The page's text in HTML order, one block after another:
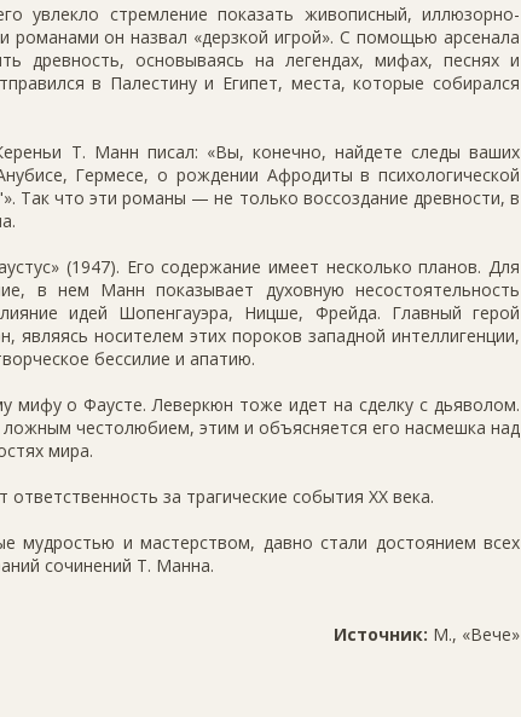
увлекло стремление показать живописный, иллюзорно-
романами он назвал «дерзкой игрой». С помощью арсенала
древность, основываясь на легендах, мифах, песнях и
в Палестину и Египет, места, которые собирался
Т. Манн писал: «Вы, конечно, найдете следы ваших
Гермесе, о рождении Афродиты в психологической
Так что эти романы — не только воссоздание древности, в
(1947). Его содержание имеет несколько планов. Для
в нем Манн показывает духовную несостоятельность
идей Шопенгауэра, Ницше, Фрейда. Главный герой
носителем этих пороков западной интеллигенции,
бессилие и апатию.
о Фаусте. Леверкюн тоже идет на сделку с дьяволом.
честолюбием, этим и объясняется его насмешка над
мира.
за трагические события XX века.
и мастерством, давно стали достоянием всех
сочинений Т. Манна.
Источник: М., «Вече»